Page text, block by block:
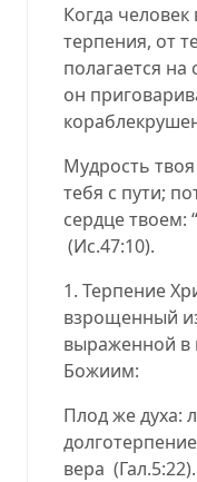
Когда
терпения, от
полагается на
он
Мудрость
тебя с пути;
сердце твоем:
(Ис.47:10).
1. Терпение
взрощенный
выраженной в
Божиим:
Плод же духа:
вера (Гал.5:22).